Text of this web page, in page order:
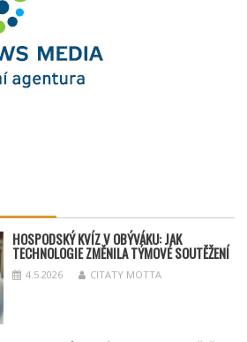
HOSPODSKÝKVÍZ V OBÝVÁKU: JAK
TECHNOLOGIE ZMĚNILA TÝMOVÉ SOUTĚŽENÍ
4.5.2026 CITATY MOTTA